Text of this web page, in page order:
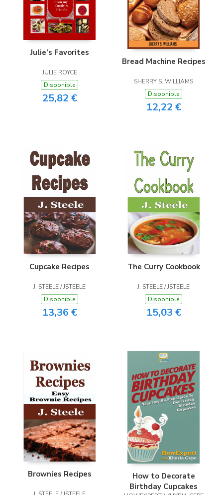
Julie’s Favorites
JULIE ROYCE
Disponible
25,82 €
Bread Machine Recipes
SHERRY S. WILLIAMS
Disponible
12,22 €
Cupcake Recipes
J. STEELE / JSTEELE
Disponible
13,36 €
The Curry Cookbook
J. STEELE / JSTEELE
Disponible
15,03 €
Brownies Recipes
How to Decorate
Birthday Cupcakes